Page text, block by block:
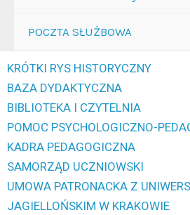
POCZTA SŁUŻBOWA
KRÓTKI RYS HISTORYCZNY
BAZA DYDAKTYCZNA
BIBLIOTEKA I CZYTELNIA
POMOC PSYCHOLOGICZNO-
KADRA PEDAGOGICZNA
SAMORZĄD UCZNIOWSKI
UMOWA PATRONACKA Z
JAGIELLOŃSKIM W KRAKOWIE